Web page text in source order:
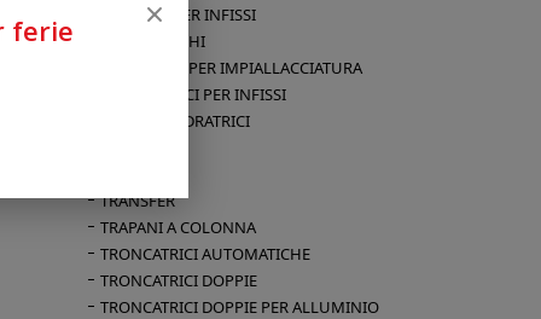
STRETTOI PER INFISSI
TAGLIAPACCHI
TAGLIERINE PER IMPIALLACCIATURA
TENONATRICI PER INFISSI
TENOSQUADRATRICI
TRANSFER
TRAPANI A COLONNA
TRONCATRICI AUTOMATICHE
TRONCATRICI DOPPIE
TRONCATRICI DOPPIE PER ALLUMINIO
ferie